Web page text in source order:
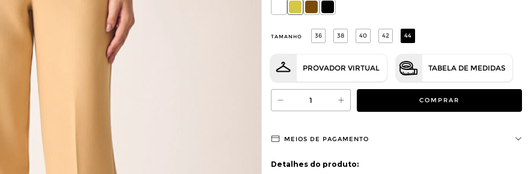
TAMANHO 36 38 40 42 44
PROVADOR VIRTUAL TABELA DE MEDIDAS
MEIOS DE PAGAMENTO
Detalhes do produto: